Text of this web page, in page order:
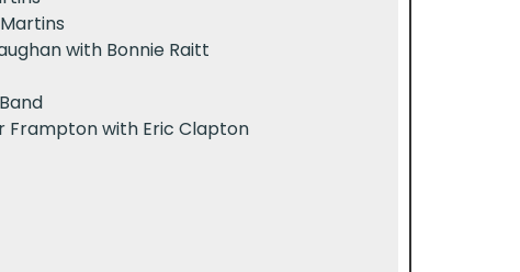
with Bonnie Raitt
Frampton with Eric Clapton